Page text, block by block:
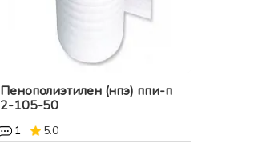
Пенополиэтилен (нпэ) ппи-п
2-105-50
1 5.0